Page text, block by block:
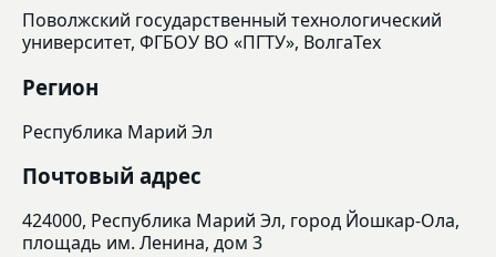
Поволжский государственный технологический
университет, ФГБОУ ВО «ПГТУ», ВолгаТех
Регион
Республика Марий Эл
Почтовый адрес
424000, Республика Марий Эл, город Йошкар-Ола,
площадь им. Ленина, дом 3